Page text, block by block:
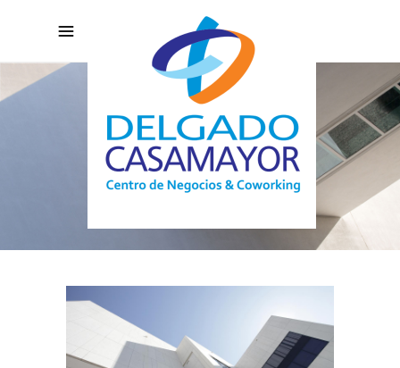
INSTITUTE FOR
DESIGN
Spatial vs. city